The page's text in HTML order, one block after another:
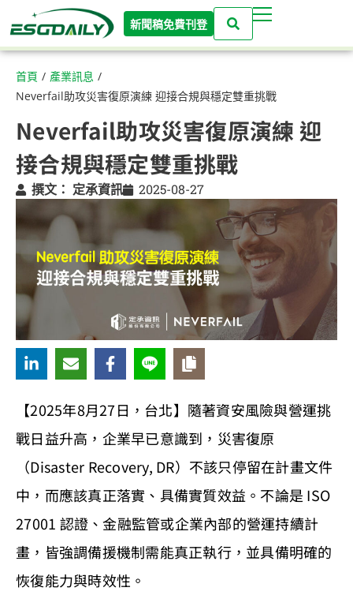
新聞稿免費刊登
首頁 / 產業訊息 /
Neverfail助攻災害復原演練 迎接合規與穩定雙重挑戰
Neverfail助攻災害復原演練 迎
接合規與穩定雙重挑戰
撰文： 定承資訊 2025-08-27
【2025年8月27日，台北】隨著資安風險與營運挑
戰日益升高，企業早已意識到，災害復原
（Disaster Recovery, DR）不該只停留在計畫文件
中，而應該真正落實、具備實質效益。不論是 ISO
27001 認證、金融監管或企業內部的營運持續計
畫，皆強調備援機制需能真正執行，並具備明確的
恢復能力與時效性。